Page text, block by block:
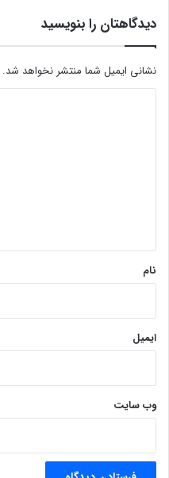
دیدگاهتان را بنویسید
نشانی ایمیل شما منتشر نخواهد شد.
نام
ایمیل
وب‌ سایت